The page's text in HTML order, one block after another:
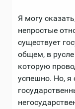
Я могу
непростые
существует
общем, в
которую
успешно. Но, я